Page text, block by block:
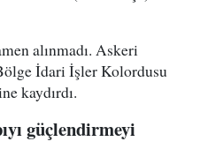
alınmadı. Askeri
İdari İşler Kolordusu
kaydırdı.
güçlendirmeyi